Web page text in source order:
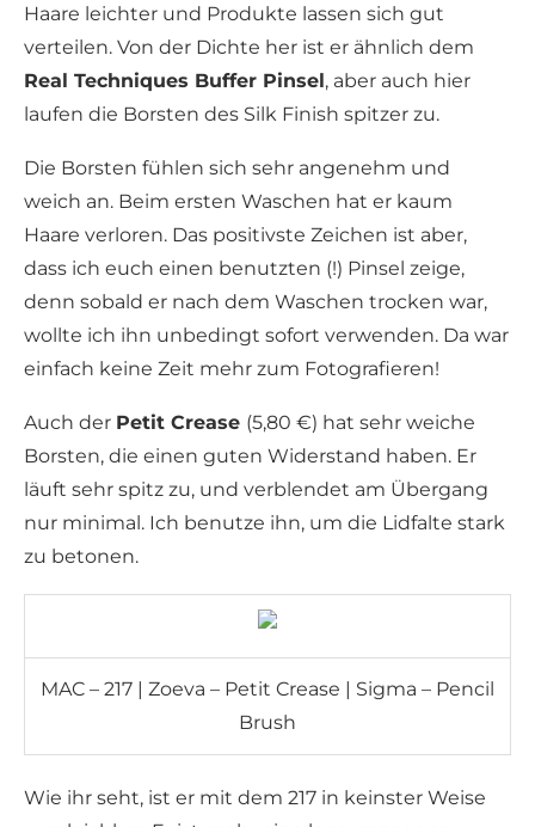
Haare leichter und Produkte lassen sich gut
verteilen. Von der Dichte her ist er ähnlich dem
Real Techniques Buffer Pinsel, aber auch hier
laufen die Borsten des Silk Finish spitzer zu.
Die Borsten fühlen sich sehr angenehm und
weich an. Beim ersten Waschen hat er kaum
Haare verloren. Das positivste Zeichen ist aber,
dass ich euch einen benutzten (!) Pinsel zeige,
denn sobald er nach dem Waschen trocken war,
wollte ich ihn unbedingt sofort verwenden. Da war
einfach keine Zeit mehr zum Fotografieren!
Auch der Petit Crease (5,80 €) hat sehr weiche
Borsten, die einen guten Widerstand haben. Er
läuft sehr spitz zu, und verblendet am Übergang
nur minimal. Ich benutze ihn, um die Lidfalte stark
zu betonen.
MAC – 217 | Zoeva – Petit Crease | Sigma – Pencil
Brush
Wie ihr seht, ist er mit dem 217 in keinster Weise